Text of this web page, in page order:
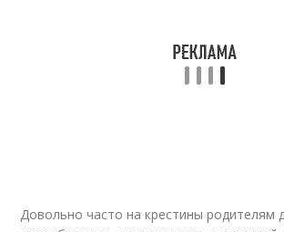
Довольно часто на крестины родителям